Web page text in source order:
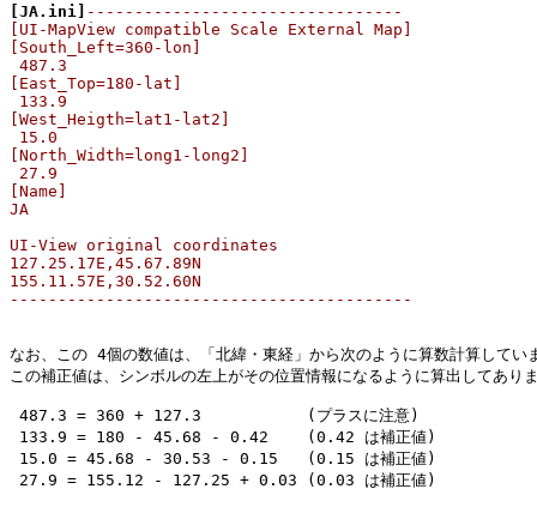
[JA.ini]
---------------------------------
[UI-MapView compatible Scale External Map]
[South_Left=360-lon]
487.3
[East_Top=180-lat]
133.9
[West_Heigth=lat1-lat2]
15.0
[North_Width=long1-long2]
27.9
[Name]
JA
UI-View original coordinates
127.25.17E,45.67.89N
155.11.57E,30.52.60N
------------------------------------------
なお、この 4個の数値は、「北緯・東経」から次のように算数計算してい
この補正値は、シンボルの左上がその位置情報になるように算出してあり
487.3 = 360 + 127.3           (プラスに注意)
133.9 = 180 - 45.68 - 0.42    (0.42 は補正値)
15.0 = 45.68 - 30.53 - 0.15   (0.15 は補正値)
27.9 = 155.12 - 127.25 + 0.03 (0.03 は補正値)